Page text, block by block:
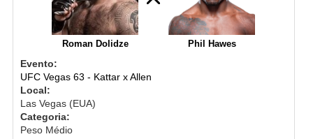
Roman Dolidze Phil Hawes
Evento:
UFC Vegas 63 - Kattar x Allen
Local:
Las Vegas (EUA)
Categoria:
Peso Médio